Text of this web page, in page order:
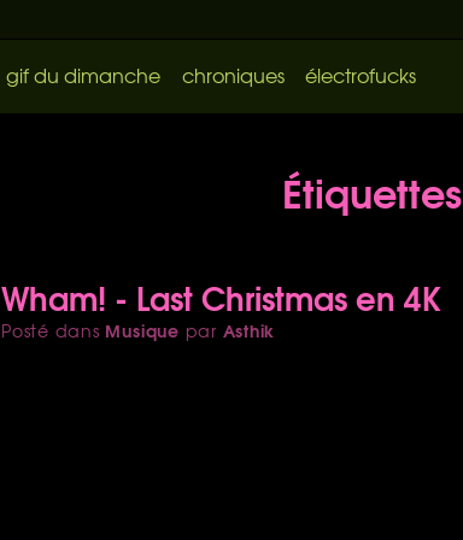
gif du dimanche chroniques électrofucks
Étiquettes
Wham! - Last Christmas en 4K
Posté dans Musique par Asthik